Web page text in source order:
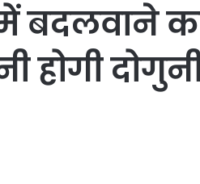
बदलवाने
होगी